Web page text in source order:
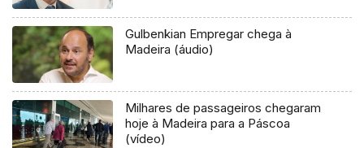
Gulbenkian Empregar chega à
Madeira (áudio)
Milhares de passageiros chegaram
hoje à Madeira para a Páscoa
(vídeo)